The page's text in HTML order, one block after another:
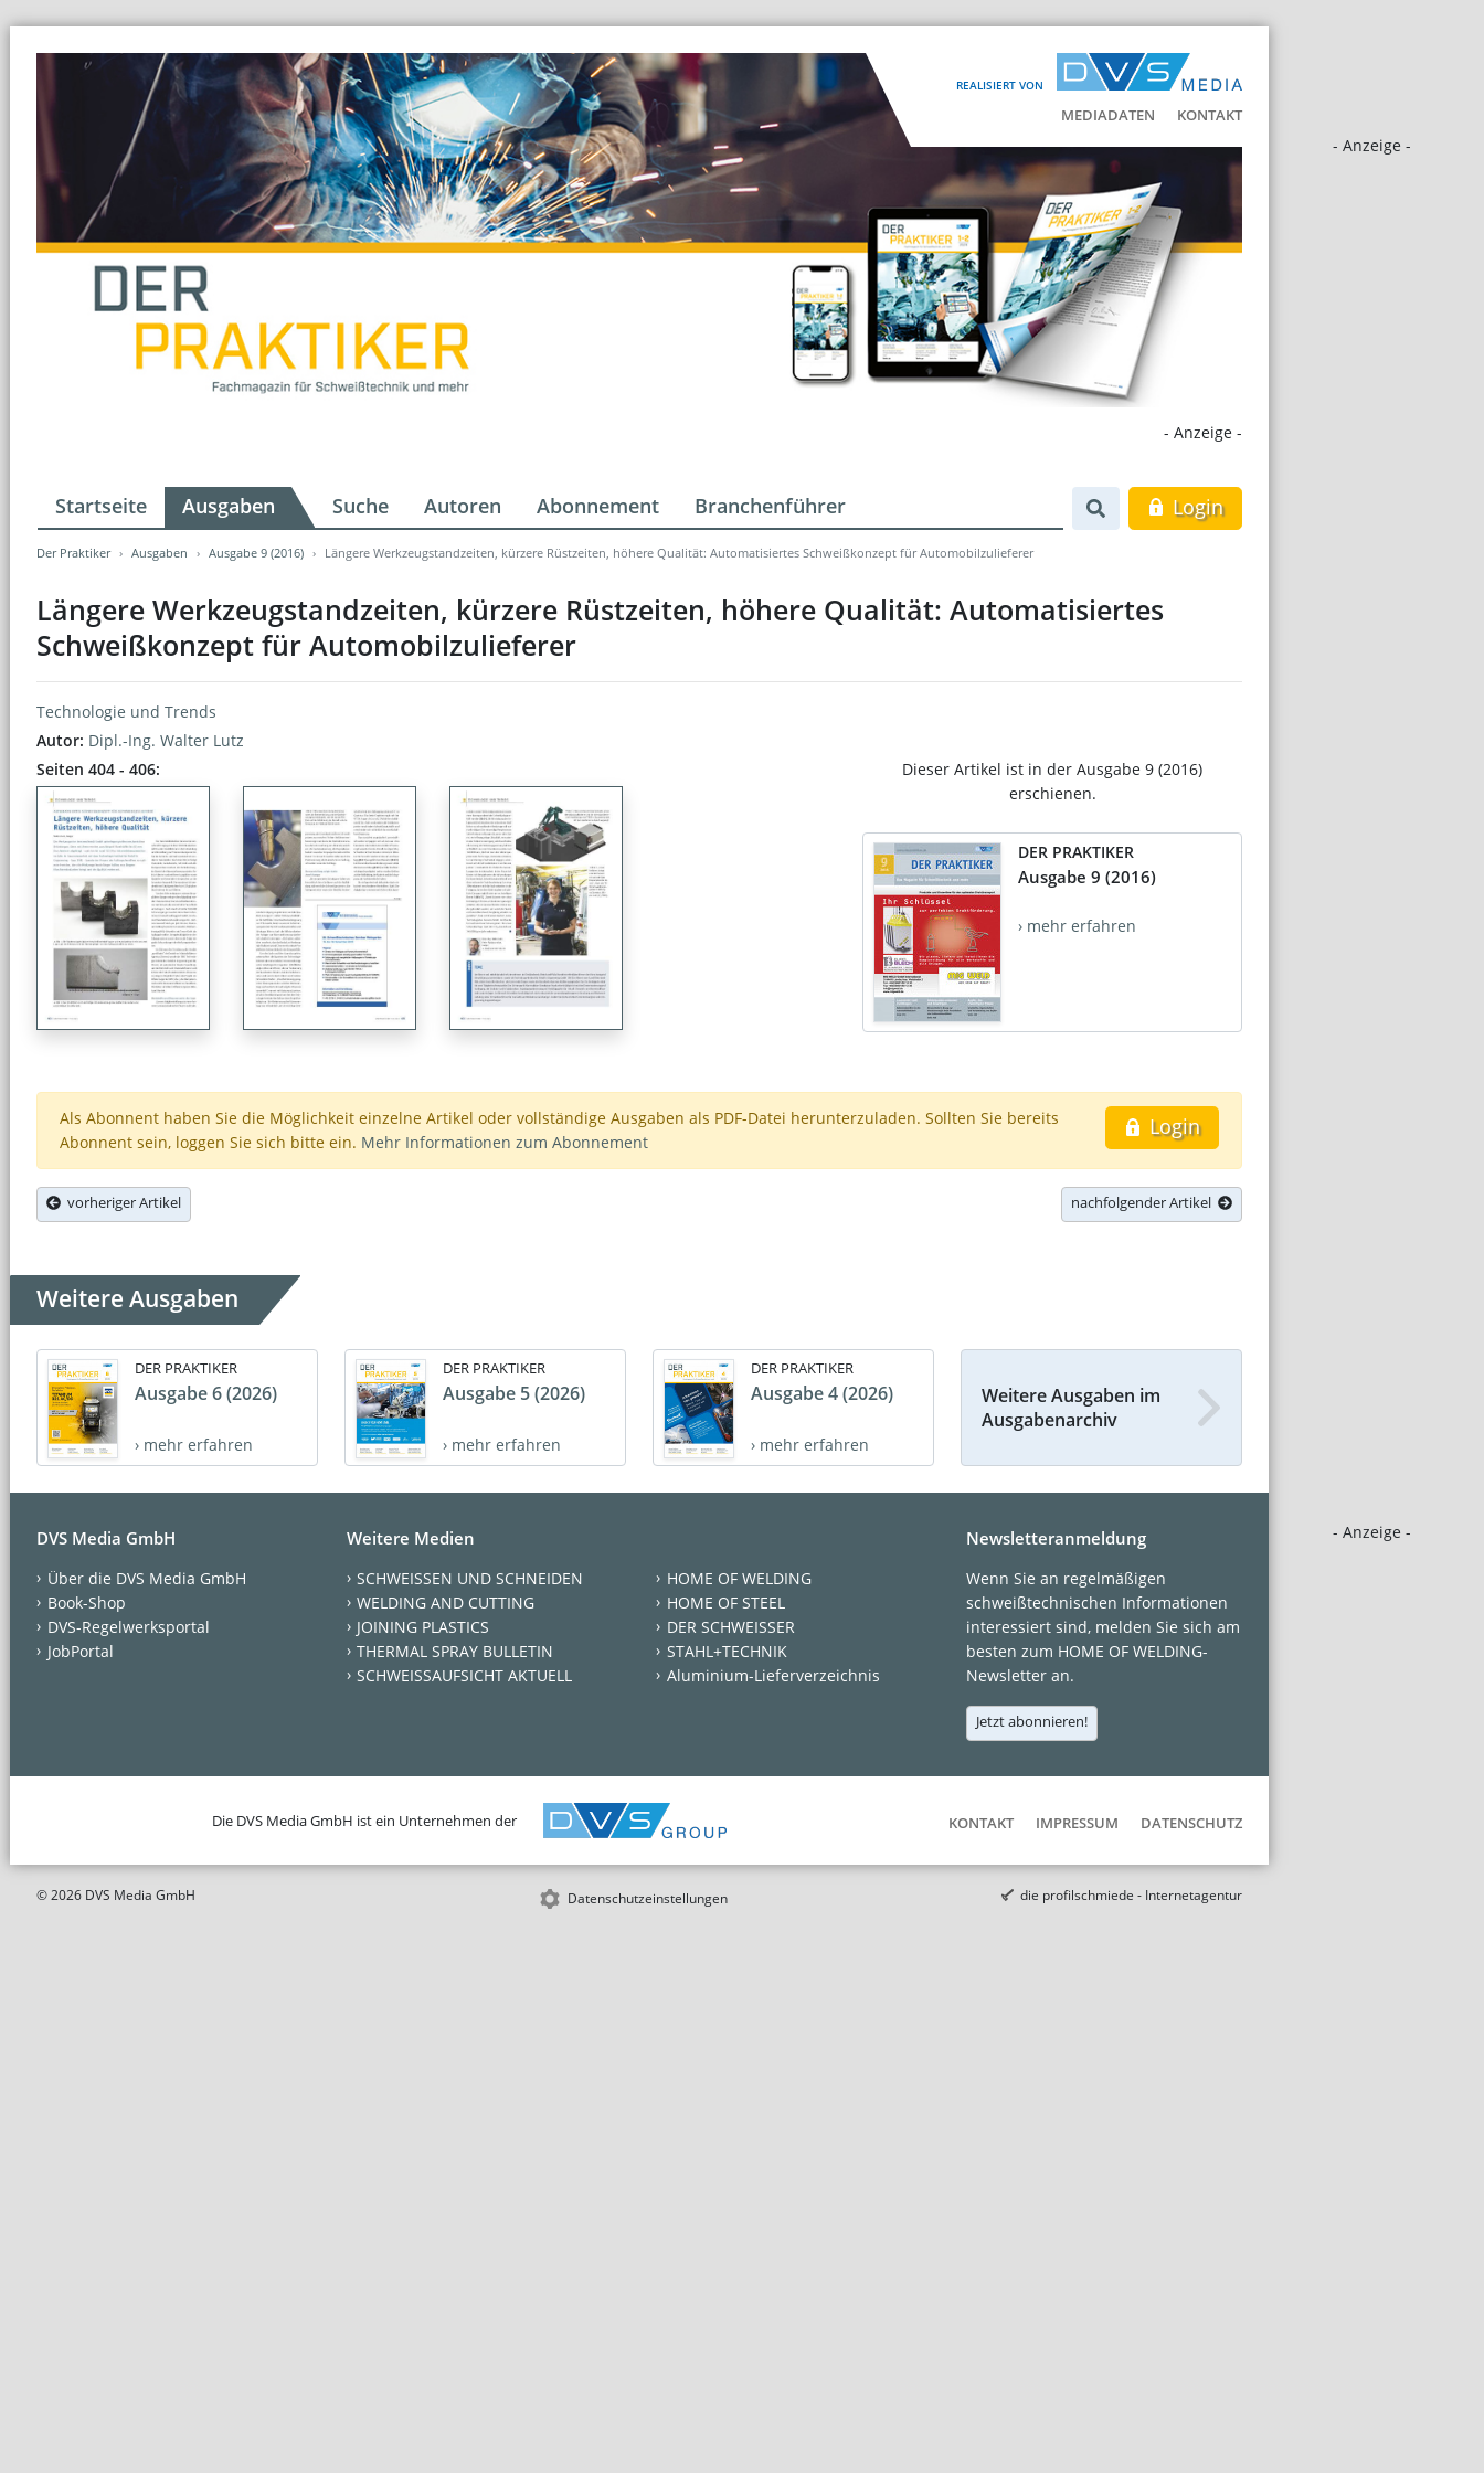
REALISIERT VON
MEDIADATEN KONTAKT
- Anzeige -
- Anzeige -
- Anzeige -
Startseite Ausgaben Suche Autoren Abonnement Branchenführer Login
Der Praktiker Ausgaben Ausgabe 9 (2016) Längere Werkzeugstandzeiten, kürzere Rüstzeiten, höhere Qualität: Automatisiertes Schweißkonzept für Automobilzulieferer
Längere Werkzeugstandzeiten, kürzere Rüstzeiten, höhere Qualität: Automatisiertes
Schweißkonzept für Automobilzulieferer
Technologie und Trends
Autor: Dipl.-Ing. Walter Lutz
Seiten 404 - 406:
Dieser Artikel ist in der Ausgabe 9 (2016)
erschienen.
DER PRAKTIKER
Ausgabe 9 (2016)
› mehr erfahren
Login
Als Abonnent haben Sie die Möglichkeit einzelne Artikel oder vollständige Ausgaben als PDF-Datei herunterzuladen. Sollten Sie bereits
Abonnent sein, loggen Sie sich bitte ein. Mehr Informationen zum Abonnement
vorheriger Artikel nachfolgender Artikel
Weitere Ausgaben
DER PRAKTIKER
Ausgabe 6 (2026)
› mehr erfahren
DER PRAKTIKER
Ausgabe 5 (2026)
› mehr erfahren
DER PRAKTIKER
Ausgabe 4 (2026)
› mehr erfahren
Weitere Ausgaben im
Ausgabenarchiv
DVS Media GmbH
Über die DVS Media GmbH
Book-Shop
DVS-Regelwerksportal
JobPortal
Weitere Medien
SCHWEISSEN UND SCHNEIDEN
WELDING AND CUTTING
JOINING PLASTICS
THERMAL SPRAY BULLETIN
SCHWEISSAUFSICHT AKTUELL
HOME OF WELDING
HOME OF STEEL
DER SCHWEISSER
STAHL+TECHNIK
Aluminium-Lieferverzeichnis
Newsletteranmeldung
Wenn Sie an regelmäßigen
schweißtechnischen Informationen
interessiert sind, melden Sie sich am
besten zum HOME OF WELDING-
Newsletter an.
Jetzt abonnieren!
Die DVS Media GmbH ist ein Unternehmen der KONTAKT IMPRESSUM DATENSCHUTZ
© 2026 DVS Media GmbH Datenschutzeinstellungen die profilschmiede - Internetagentur